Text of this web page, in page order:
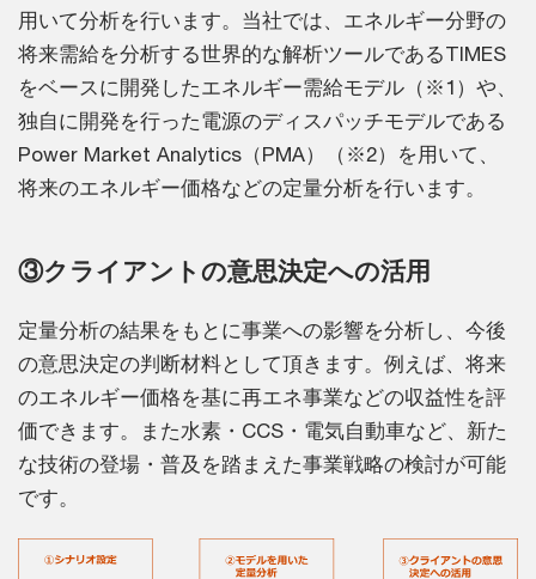
用いて分析を行います。当社では、エネルギー分野の
将来需給を分析する世界的な解析ツールであるTIMES
をベースに開発したエネルギー需給モデル（※1）や、
独自に開発を行った電源のディスパッチモデルである
Power Market Analytics（PMA）（※2）を用いて、
将来のエネルギー価格などの定量分析を行います。
③クライアントの意思決定への活用
定量分析の結果をもとに事業への影響を分析し、今後
の意思決定の判断材料として頂きます。例えば、将来
のエネルギー価格を基に再エネ事業などの収益性を評
価できます。また水素・CCS・電気自動車など、新た
な技術の登場・普及を踏まえた事業戦略の検討が可能
です。